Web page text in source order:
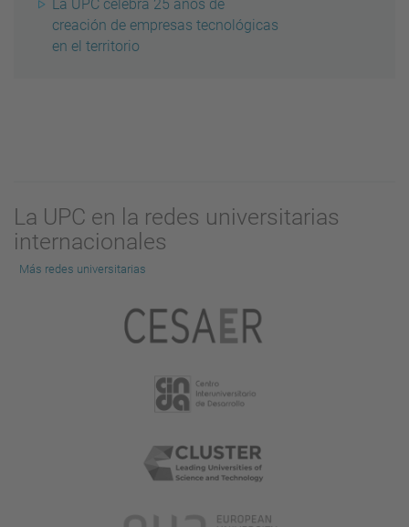
La UPC celebra 25 años de
creación de empresas tecnológicas
en el territorio
La UPC en la redes universitarias
internacionales
Más redes universitarias